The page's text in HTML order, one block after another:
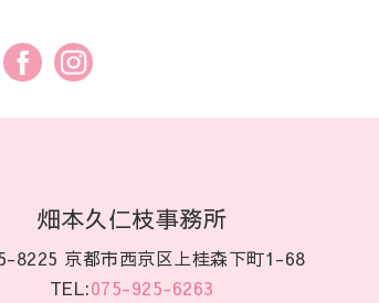
畑本久仁枝事務所
8225 京都市西京区上桂森下町1-68
TEL:075-925-6263